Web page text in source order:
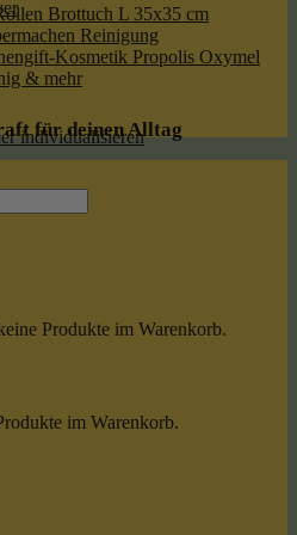
individualisieren
Produkte im Warenkorb.
im Warenkorb.
Brottuch L 35x35 cm
Reinigung
Kosmetik Propolis Oxymel
& mehr
für deinen Alltag